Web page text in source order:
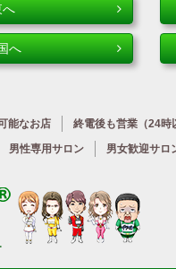
へ
へ
能なお店 終電後も営業 （24時
男性専用サロン 男女歓迎サロ